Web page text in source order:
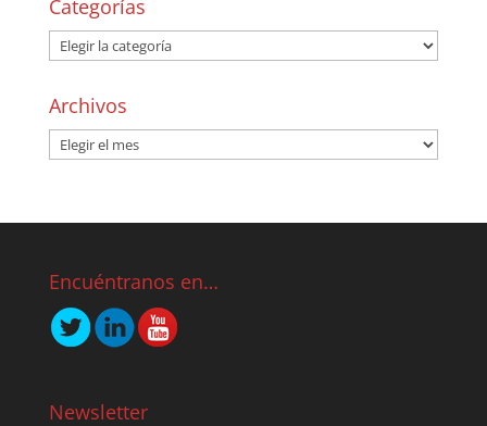
Categorías
Archivos
Encuéntranos en…
Newsletter